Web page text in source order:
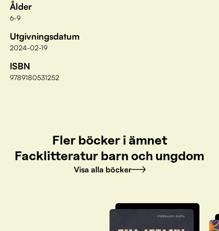
Ålder
6-9
Utgivningsdatum
2024-02-19
ISBN
9789180531252
Fler böcker i ämnet
Facklitteratur barn och ungdom
Visa alla böcker